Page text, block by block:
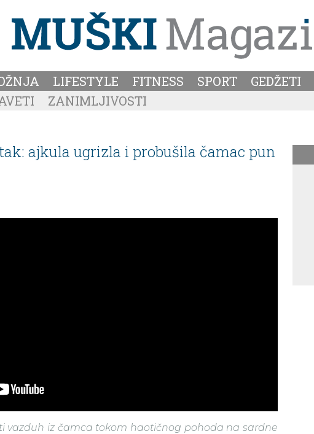
LIFESTYLE FITNESS SPORT GEDŽETI
ZANIMLJIVOSTI
ajkula ugrizla i probušila čamac pun
vazduh iz čamca tokom haotičnog pohoda na sardne